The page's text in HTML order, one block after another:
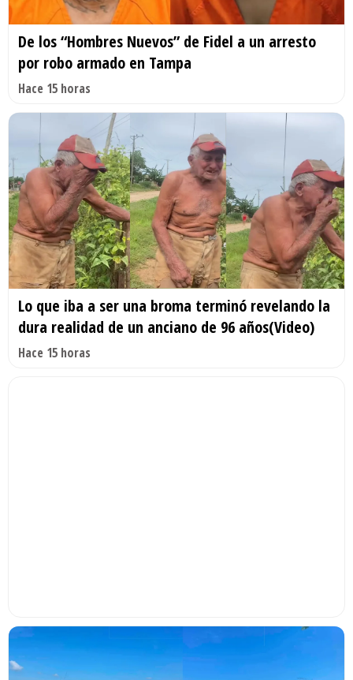
De los “Hombres Nuevos” de Fidel a un arresto
por robo armado en Tampa
Hace 15 horas
Lo que iba a ser una broma terminó revelando la
dura realidad de un anciano de 96 años(Video)
Hace 15 horas